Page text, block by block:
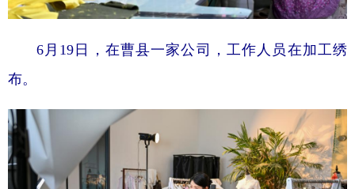
6月19日，在曹县一家公司，工作人员在加工绣
布。